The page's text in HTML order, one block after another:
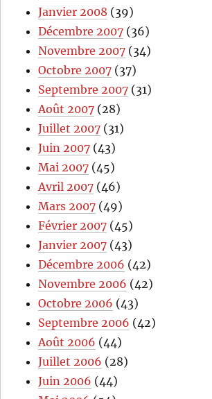
Janvier 2008 (39)
Décembre 2007 (36)
Novembre 2007 (34)
Octobre 2007 (37)
Septembre 2007 (31)
Août 2007 (28)
Juillet 2007 (31)
Juin 2007 (43)
Mai 2007 (45)
Avril 2007 (46)
Mars 2007 (49)
Février 2007 (45)
Janvier 2007 (43)
Décembre 2006 (42)
Novembre 2006 (42)
Octobre 2006 (43)
Septembre 2006 (42)
Août 2006 (44)
Juillet 2006 (28)
Juin 2006 (44)